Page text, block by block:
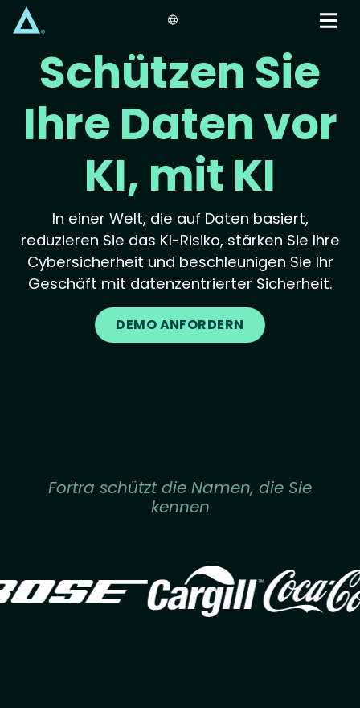
content
Schützen Sie
Ihre Daten vor
KI, mit KI
In einer Welt, die auf Daten basiert,
reduzieren Sie das KI-Risiko, stärken Sie Ihre
Cybersicherheit und beschleunigen Sie Ihr
Geschäft mit datenzentrierter Sicherheit.
DEMO ANFORDERN
Fortra schützt die Namen, die Sie
kennen
Image